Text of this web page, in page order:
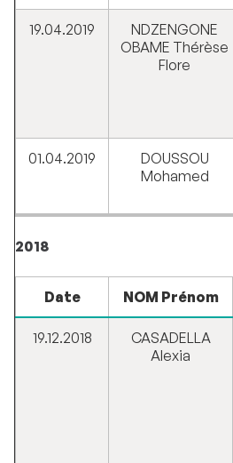
19.04.2019
NDZENGONE
OBAME Thérèse
Flore
01.04.2019
DOUSSOU
Mohamed
2018
Date NOM Prénom
19.12.2018
CASADELLA
Alexia